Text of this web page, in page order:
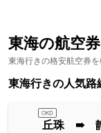
東海の航空
東海行きの格安航空券
東海行きの人気路
丘珠 ➠
OKD